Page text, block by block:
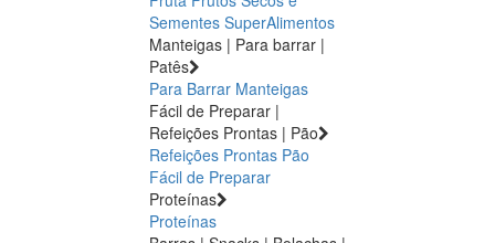
Sementes SuperAlimentos
Manteigas | Para barrar |
Patês
Para Barrar Manteigas
Fácil de Preparar |
Refeições Prontas | Pão
Refeições Prontas Pão
Fácil de Preparar
Proteínas
Proteínas